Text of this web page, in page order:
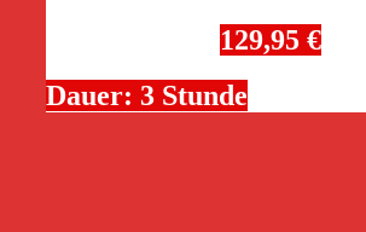
129,95 €
Dauer: 3 Stunde